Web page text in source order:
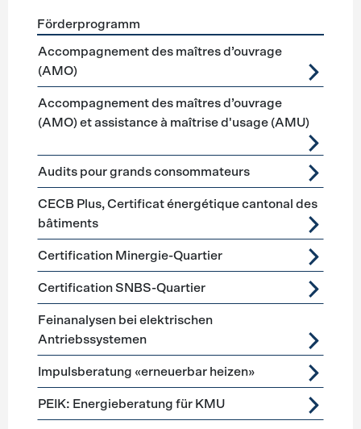
Förderprogramme Beratung
Förderprogramm
Accompagnement des maîtres d’ouvrage
(AMO)
Accompagnement des maîtres d’ouvrage
(AMO) et assistance à maîtrise d'usage (AMU)
Audits pour grands consommateurs
CECB Plus, Certificat énergétique cantonal des
bâtiments
Certification Minergie-Quartier
Certification SNBS-Quartier
Feinanalysen bei elektrischen
Antriebssystemen
Impulsberatung «erneuerbar heizen»
PEIK: Energieberatung für KMU